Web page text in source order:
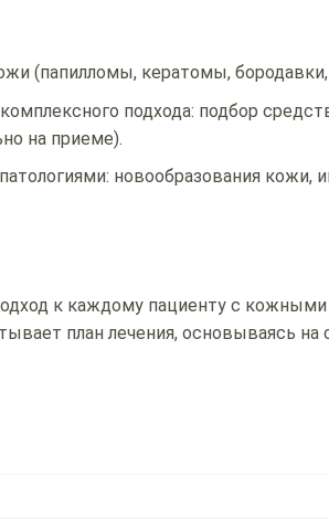
(папилломы, кератомы,
подхода: подбор
на приеме).
новообразования кожи,
к каждому пациенту с кожными
план лечения, основываясь